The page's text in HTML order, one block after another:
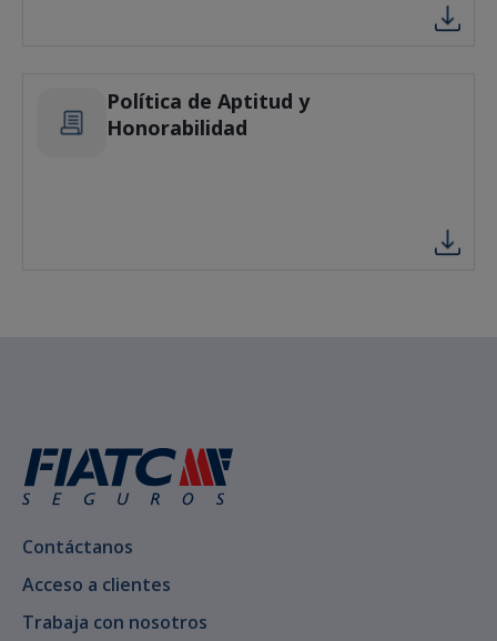
Política de Aptitud y
Honorabilidad
Contáctanos
Acceso a clientes
Trabaja con nosotros